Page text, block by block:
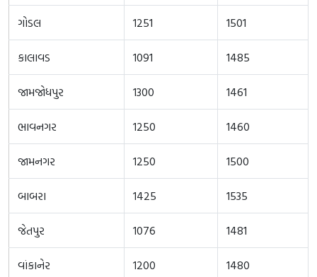
ગોડલ 1251 1501
કાલાવડ 1091 1485
જામજોધપુર 1300 1461
ભાવનગર 1250 1460
જામનગર 1250 1500
બાબરા 1425 1535
જેતપુર 1076 1481
વાંકાનેર 1200 1480